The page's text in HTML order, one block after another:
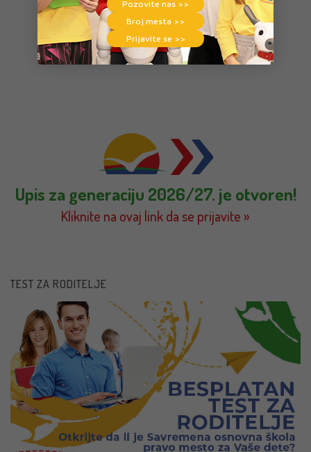
TEST ZA RODITELJE
Upis za generaciju 2026/27. je otvoren!
Kliknite na ovaj link da se prijavite »
Pozovite nas >>
Broj mesta >>
Prijavite se >>